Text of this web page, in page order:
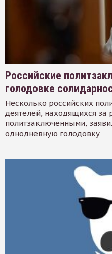
Российские
голодовке
Несколько российских
деятелей, находящихся за
политзаключенными,
однодневную голодовку